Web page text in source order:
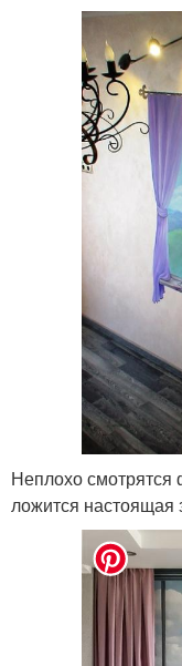
Неплохо смотрятся
ложится настоящая